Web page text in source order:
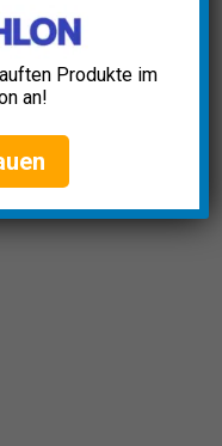
Produkte im
an!